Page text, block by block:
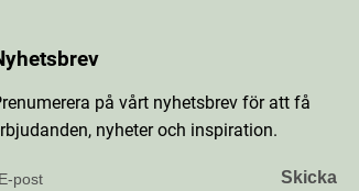
på vårt nyhetsbrev för att få
nyheter och inspiration.